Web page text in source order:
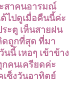
สาคนอารมณ์
ไปดูเมื่อคืนนี้ค่ะ
ะตู เห็นสายฝน
ดถูกที่สุด ที่มา
นี้ เหอๆ เข้าข้าง
คนเครียดค่ะ
เซ็งวันอาทิตย์